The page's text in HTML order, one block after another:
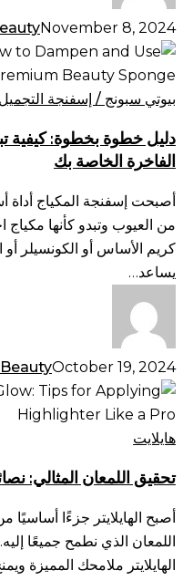
November 8, 2024
دليل
خطوة
بخطوة:
تبليل
واستخدام
إسفنجة
المكياج
الفاخرة
الخاصة
بك
بيوتي سبونج / إسفنجة التجميل
دليل خطوة بخطوة: كيفية
الفاخرة الخاصة بك
أصبحت إسفنجة المكياج أداة
من العيوب وتبدو كأنها
كريم الأساس أو الكونسيلر أو
يساعد…
October 19, 2024
تحقيق
اللمعان
المثالي:
لتطبيق
الهايلايتر
كالمحترفين
هايلايت
تحقيق اللمعان المثالي:
أصبح الهايلايتر جزءًا
اللمعان الذي نطمح جميعًا
الهايلايتر ملامحك المميزة